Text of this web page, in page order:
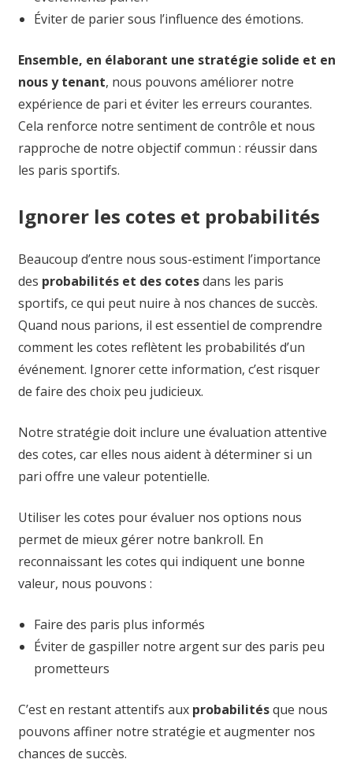
Éviter de parier sous l’influence des émotions.
Ensemble, en élaborant une stratégie solide et en
nous y tenant, nous pouvons améliorer notre
expérience de pari et éviter les erreurs courantes.
Cela renforce notre sentiment de contrôle et nous
rapproche de notre objectif commun : réussir dans
les paris sportifs.
Ignorer les cotes et probabilités
Beaucoup d’entre nous sous-estiment l’importance
des probabilités et des cotesdans les paris
sportifs, ce qui peut nuire à nos chances de succès.
Quand nous parions, il est essentiel de comprendre
comment les cotes reflètent les probabilités d’un
événement. Ignorer cette information, c’est risquer
de faire des choix peu judicieux.
Notre stratégie doit inclure une évaluation attentive
des cotes, car elles nous aident à déterminer si un
pari offre une valeur potentielle.
Utiliser les cotes pour évaluer nos options nous
permet de mieux gérer notre bankroll. En
reconnaissant les cotes qui indiquent une bonne
valeur, nous pouvons :
Faire des paris plus informés
Éviter de gaspiller notre argent sur des paris peu
prometteurs
C’est en restant attentifs aux probabilitésque nous
pouvons affiner notre stratégie et augmenter nos
chances de succès.